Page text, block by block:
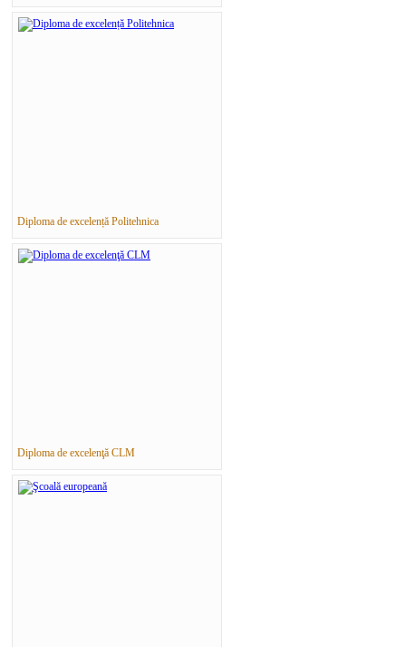
Diploma de excelență Politehnica
Diploma de excelenţă CLM